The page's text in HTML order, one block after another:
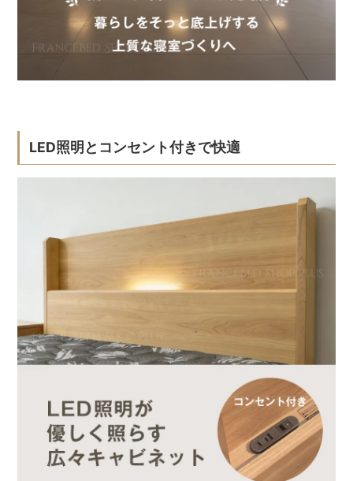
LED照明とコンセント付きで快適